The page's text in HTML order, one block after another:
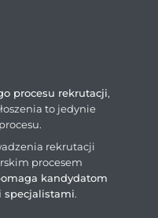
procesu rekrutacji,
to jedynie
rekrutacji
procesem
kandydatom
specjalistami.